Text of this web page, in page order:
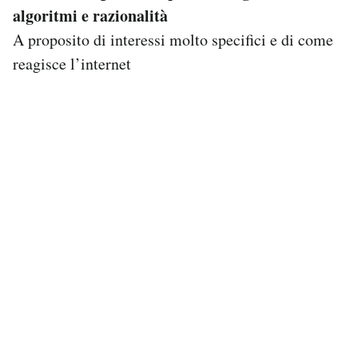
algoritmi e razionalità
A proposito di interessi molto specifici e di come
reagisce l’internet